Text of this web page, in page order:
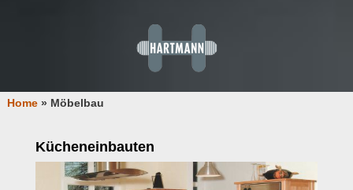
Home» Möbelbau
Kücheneinbauten